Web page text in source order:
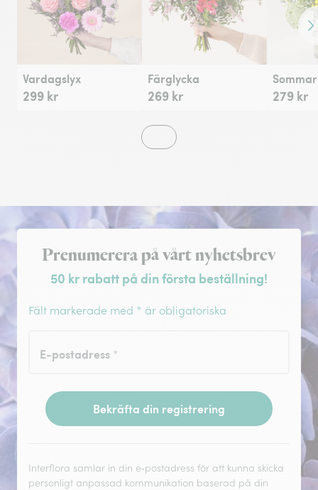
Vardagslyx
299 kr
Färglycka
269 kr 279 kr
Registrera dig för nyhetsbrev
Prenumerera på vårt nyhetsbrev
50 kr rabatt på din första beställning!
Fält markerade med * är obligatoriska
E-postadress *
Bekräfta din registrering
Interflora samlar in din e‑postadress för att kunna skicka
personligt anpassad kommunikation baserad på din